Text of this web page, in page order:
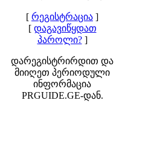
[ რეგისტრაცია ]
[ დაგავიწყდათ
პაროლი?]
დარეგისტრირდით და
მიიღეთ პერიოდული
ინფორმაცია
PRGUIDE.GE-დან.